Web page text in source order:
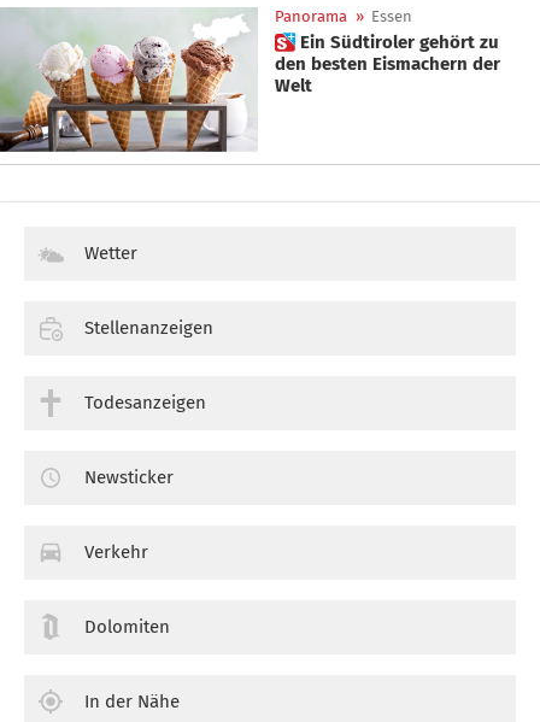
Panorama » Essen
 Ein Südtiroler gehört zu
den besten Eismachern der
Welt
Wetter
Stellenanzeigen
Todesanzeigen
Newsticker
Verkehr
Dolomiten
In der Nähe